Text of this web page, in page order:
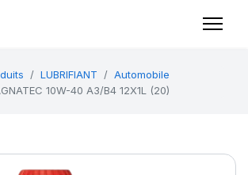
LUBRIFIANT
Automobile
10W-40 A3/B4 12X1L (20)